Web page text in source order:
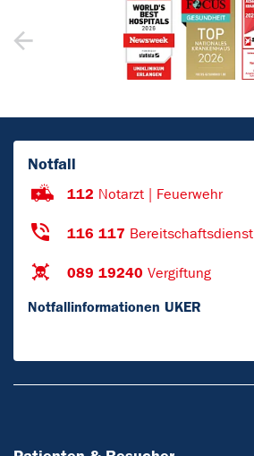
Notfall
112 Notarzt | Feuerwehr
116 117 Bereitschaftsdienst
089 19240 Vergiftung
Notfallinformationen UKER